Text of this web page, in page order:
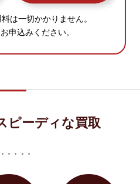
は一切かかりません。
申込みください。
ピーディな買取